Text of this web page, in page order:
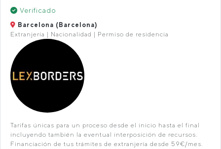
Verificado
Barcelona (Barcelona)
Extranjería | Nacionalidad | Permiso de residencia
Tarifas únicas para un proceso desde el inicio hasta el final
incluyendo también la eventual interposición de recursos.
Financiación de tus trámites de extranjería desde 59€/mes.